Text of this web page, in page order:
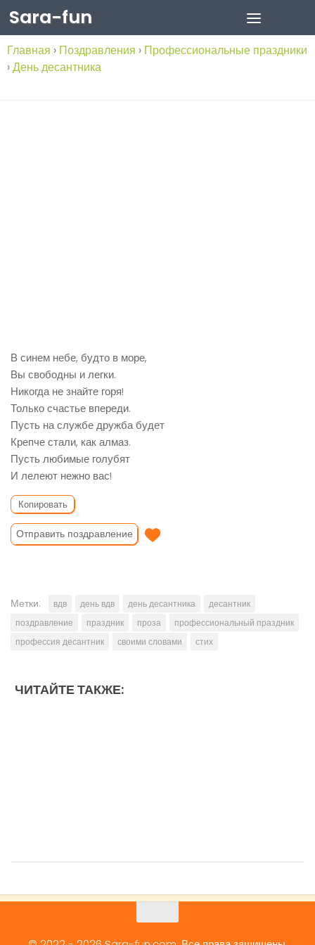
Skip to content
Sara-fun
Главная › Поздравления › Профессиональные праздники
›День десантника
В синем небе, будто в море,
Вы свободны и легки.
Никогда не знайте горя!
Только счастье впереди.
Пусть на службе дружба будет
Крепче стали, как алмаз.
Пусть любимые голубят
И лелеют нежно вас!
Копировать
Отправить поздравление
Метки: вдв день вдв день десантника
десантник
поздравление
праздник проза
профессиональный праздник
профессия десантник
своими словами стих
ЧИТАЙТЕ ТАКЖЕ: